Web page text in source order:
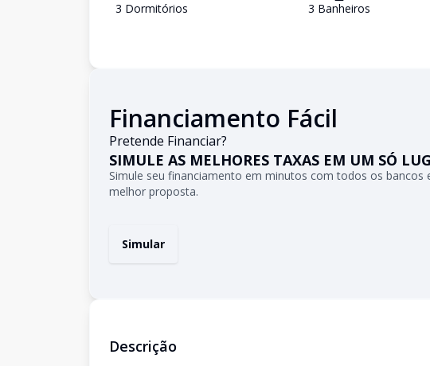
3 Dormitórios 3 Banheiros
Financiamento Fácil
Pretende Financiar?
SIMULE AS MELHORES TAXAS EM UM SÓ
Simule seu financiamento em minutos com todos os bancos
melhor proposta.
Simular
Descrição